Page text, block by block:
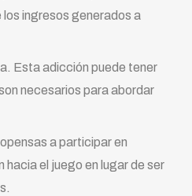
ingresos generados a
Esta adicción puede tener
necesarios para abordar
a participar en
el juego en lugar de ser